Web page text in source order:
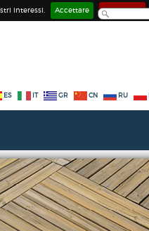
interessi. Accettare Disattivare
ES GR CN RU